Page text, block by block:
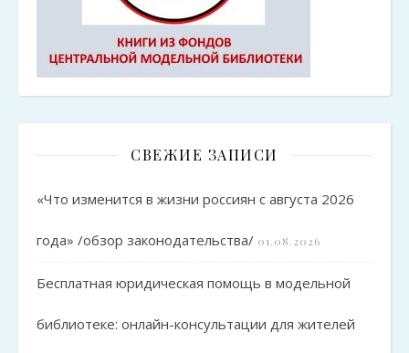
СВЕЖИЕ ЗАПИСИ
«Что изменится в жизни россиян с августа 2026
года» /обзор законодательства/ 01.08.2026
Бесплатная юридическая помощь в модельной
библиотеке: онлайн-консультации для жителей